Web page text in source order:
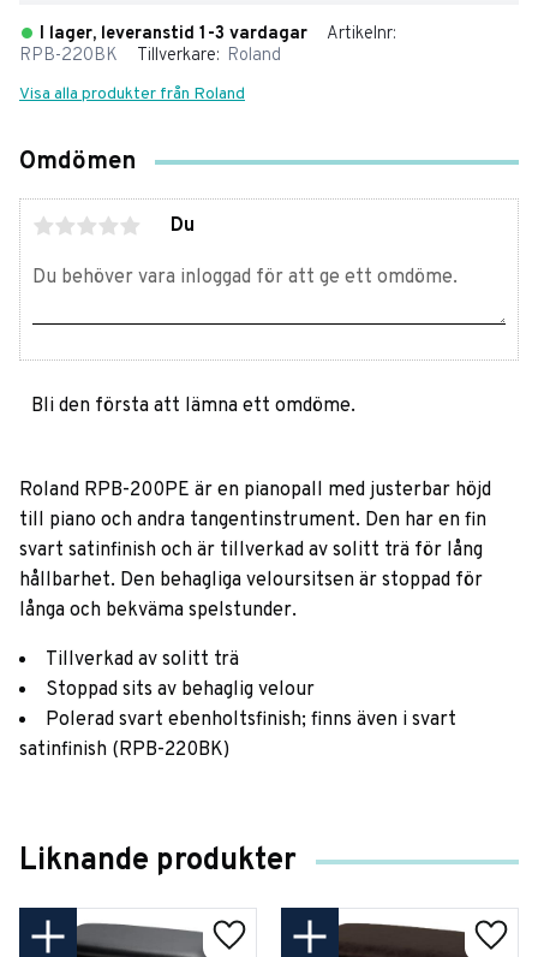
I lager, leveranstid 1-3 vardagar
Artikelnr
RPB-220BK
Tillverkare Roland
Visa alla produkter från Roland
Omdömen
Du
Bli den första att lämna ett omdöme.
Roland RPB-200PE är en pianopall med justerbar höjd
till piano och andra tangentinstrument. Den har en fin
svart satinfinish och är tillverkad av solitt trä för lång
hållbarhet. Den behagliga veloursitsen är stoppad för
långa och bekväma spelstunder.
Tillverkad av solitt trä
Stoppad sits av behaglig velour
Polerad svart ebenholtsfinish; finns även i svart
satinfinish (RPB-220BK)
Liknande produkter